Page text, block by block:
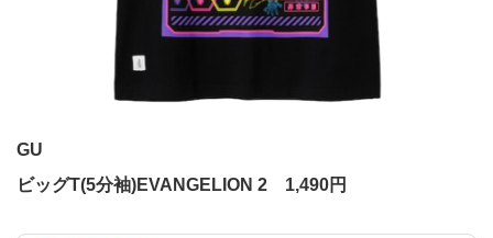
GU
ビッグT(5分袖)EVANGELION 2 1,490円